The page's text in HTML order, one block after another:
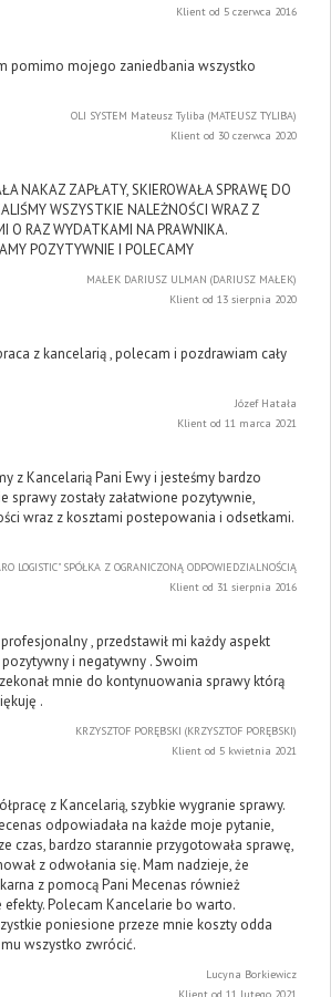
Klient od 5 czerwca 2016
pomimo mojego zaniedbania wszystko
OLI SYSTEM Mateusz Tyliba (MATEUSZ TYLIBA)
Klient od 30 czerwca 2020
NAKAZ ZAPŁATY, SKIEROWAŁA SPRAWĘ DO
WSZYSTKIE NALEŻNOŚCI WRAZ Z
O RAZ WYDATKAMI NA PRAWNIKA.
POZYTYWNIE I POLECAMY
MAŁEK DARIUSZ ULMAN (DARIUSZ MAŁEK)
Klient od 13 sierpnia 2020
z kancelarią , polecam i pozdrawiam cały
Józef Hatała
Klient od 11 marca 2021
z Kancelarią Pani Ewy i jesteśmy bardzo
sprawy zostały załatwione pozytywnie,
wraz z kosztami postepowania i odsetkami.
LOGISTIC" SPÓŁKA Z OGRANICZONĄ ODPOWIEDZIALNOŚCIĄ
Klient od 31 sierpnia 2016
, przedstawił mi każdy aspekt
i negatywny . Swoim
mnie do kontynuowania sprawy którą
.
KRZYSZTOF PORĘBSKI (KRZYSZTOF PORĘBSKI)
Klient od 5 kwietnia 2021
z Kancelarią, szybkie wygranie sprawy.
odpowiadała na każde moje pytanie,
czas, bardzo starannie przygotowała sprawę,
z odwołania się. Mam nadzieje, że
z pomocą Pani Mecenas również
Polecam Kancelarie bo warto.
poniesione przeze mnie koszty odda
mu wszystko zwrócić.
Lucyna Borkiewicz